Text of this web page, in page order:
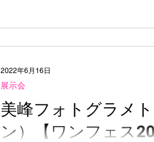
美峰フォトグラメ
ン）【ワンフェス
展示会
2022年6月16日